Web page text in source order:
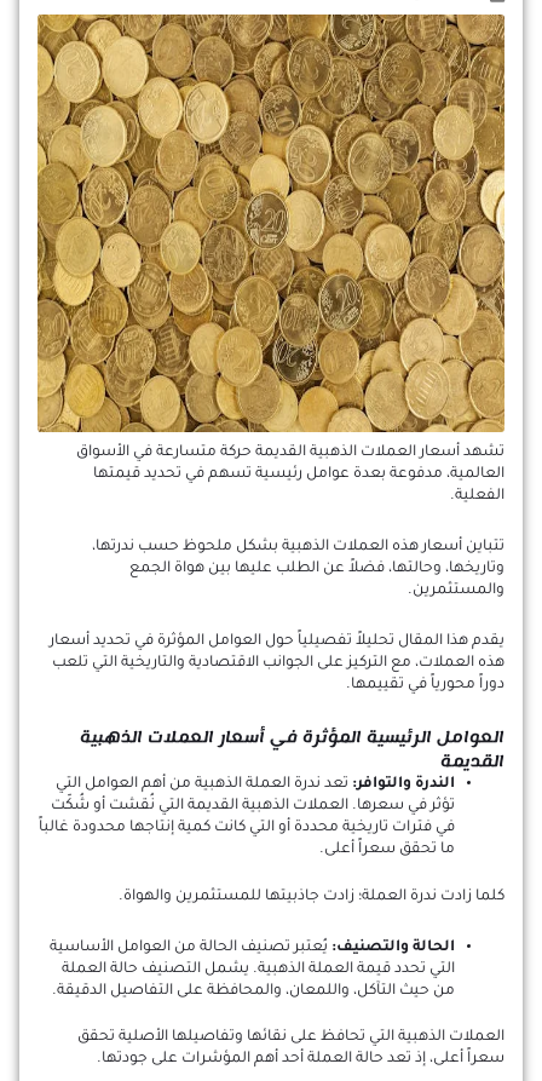
تشهد أسعار العملات الذهبية القديمة حركة متسارعة في الأسواق
العالمية، مدفوعة بعدة عوامل رئيسية تسهم في تحديد قيمتها
الفعلية.
تتباين أسعار هذه العملات الذهبية بشكل ملحوظ حسب ندرتها،
وتاريخها، وحالتها، فضلاً عن الطلب عليها بين هواة الجمع
والمستثمرين.
يقدم هذا المقال تحليلاً تفصيلياً حول العوامل المؤثرة في تحديد أسعار
هذه العملات، مع التركيز على الجوانب الاقتصادية والتاريخية التي تلعب
دوراً محورياً في تقييمها.
العوامل الرئيسية المؤثرة في أسعار العملات الذهبية
القديمة
الندرة والتوافر: تعد ندرة العملة الذهبية من أهم العوامل التي
تؤثر في سعرها. العملات الذهبية القديمة التي نُقشت أو شُكّت
في فترات تاريخية محددة أو التي كانت كمية إنتاجها محدودة غالباً
ما تحقق سعراً أعلى.
كلما زادت ندرة العملة؛ زادت جاذبيتها للمستثمرين والهواة.
الحالة والتصنيف: يُعتبر تصنيف الحالة من العوامل الأساسية
التي تحدد قيمة العملة الذهبية. يشمل التصنيف حالة العملة
من حيث التآكل، واللمعان، والمحافظة على التفاصيل الدقيقة.
العملات الذهبية التي تحافظ على نقائها وتفاصيلها الأصلية تحقق
سعراً أعلى، إذ تعد حالة العملة أحد أهم المؤشرات على جودتها.